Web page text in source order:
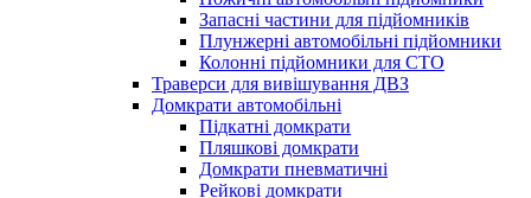
Запасні частини для підйомників
Плунжерні автомобільні підйомники
Колонні підйомники для СТО
Траверси для вивішування ДВЗ
Домкрати автомобільні
Підкатні домкрати
Пляшкові домкрати
Домкрати пневматичні
Рейкові домкрати